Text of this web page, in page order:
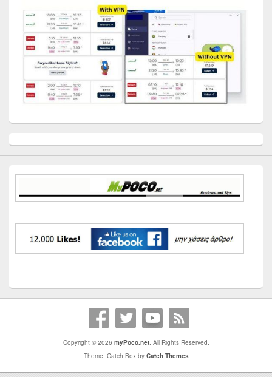
Sidebar
Widget
Copyright © 2026 myPoco.net. All Rights Reserved.
Theme: Catch Box by Catch Themes